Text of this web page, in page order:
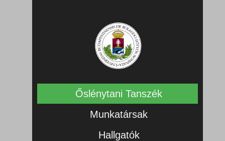
Őslénytani Tanszék
Munkatársak
Hallgatók